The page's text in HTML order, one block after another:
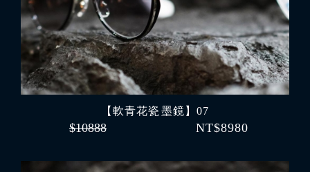
【軟青花瓷 墨鏡】07
$10888 NT$8980